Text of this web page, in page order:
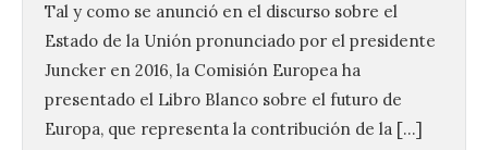
Tal y como se anunció en el discurso sobre el
Estado de la Unión pronunciado por el presidente
Juncker en 2016, la Comisión Europea ha
presentado el Libro Blanco sobre el futuro de
Europa, que representa la contribución de la […]